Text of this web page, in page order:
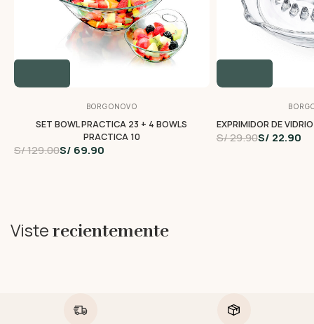
BORGONOVO
SET BOWL PRACTICA 23 + 4 BOWLS
PRACTICA 10
S/ 129.00S/ 69.90
EXPRIMIDOR DE VIDRIO
S/ 29.90S/ 22.90
Viste recientemente